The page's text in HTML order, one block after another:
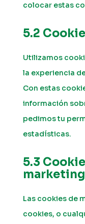
colocar estas
5.2
Utilizamos
la experiencia
Con estas
información
pedimos tu
estadísticas.
5.3
Las cookies de
cookies, o